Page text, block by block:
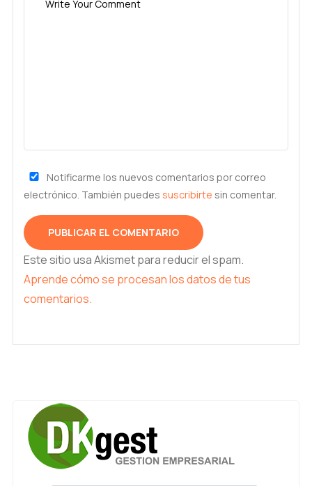
Notificarme los nuevos comentarios por correo
electrónico. También puedes suscribirte sin comentar.
Este sitio usa Akismet para reducir el spam.
Aprende cómo se procesan los datos de tus
comentarios.